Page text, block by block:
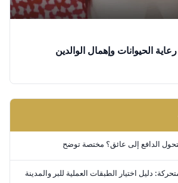
الحيوانات وإهمال الوالدين
الدافع إلى عائق؟ مختصة توضح
دليل اختيار الطبقات العملية للبر والمدينة